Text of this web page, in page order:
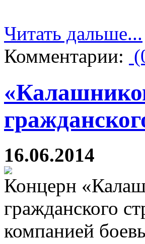
Читать дальше...
Комментарии:
16.06.2014
Концерн
гражданского
компанией